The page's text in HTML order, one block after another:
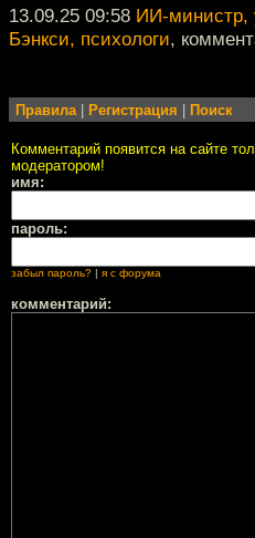
13.09.25 09:58 ИИ-министр,
Бэнкси, психологи,
Правила| Регистрация Поиск
Комментарий появится на сайте
модератором!
имя:
пароль:
забыл пароль? я с форума
комментарий: